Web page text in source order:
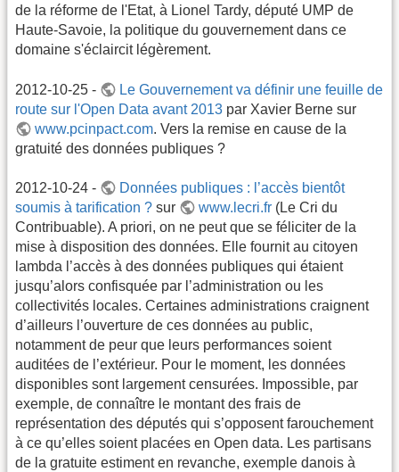
de la réforme de l'Etat, à Lionel Tardy, député UMP de
Haute-Savoie, la politique du gouvernement dans ce
domaine s'éclaircit légèrement.
2012-10-25 -
Le Gouvernement va définir une feuille de
route sur l'Open Data avant 2013 par Xavier Berne sur
www.pcinpact.com. Vers la remise en cause de la
gratuité des données publiques ?
2012-10-24 -
Données publiques : l’accès bientôt
soumis à tarification ? sur www.lecri.fr (Le Cri du
Contribuable). A priori, on ne peut que se féliciter de la
mise à disposition des données. Elle fournit au citoyen
lambda l’accès à des données publiques qui étaient
jusqu’alors confisquée par l’administration ou les
collectivités locales. Certaines administrations craignent
d’ailleurs l’ouverture de ces données au public,
notamment de peur que leurs performances soient
auditées de l’extérieur. Pour le moment, les données
disponibles sont largement censurées. Impossible, par
exemple, de connaître le montant des frais de
représentation des députés qui s’opposent farouchement
à ce qu’elles soient placées en Open data. Les partisans
de la gratuite estiment en revanche, exemple danois à